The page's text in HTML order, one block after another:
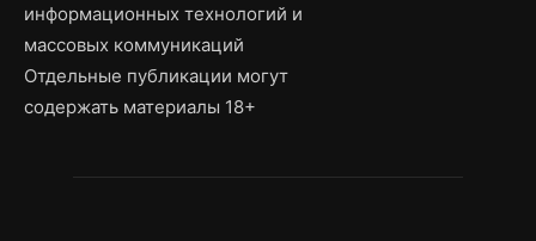
информационных технологий и
массовых коммуникаций
Отдельные публикации могут
содержать материалы 18+